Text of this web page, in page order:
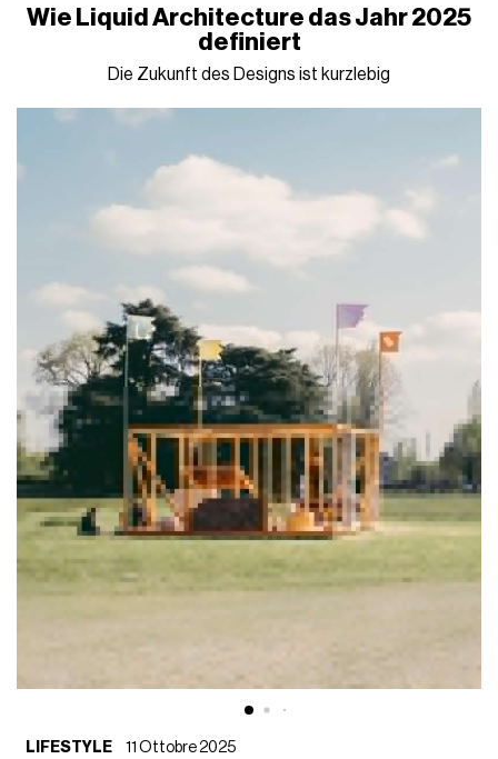
Wie Liquid Architecture das Jahr 2025
definiert
Die Zukunft des Designs ist kurzlebig
LIFESTYLE
11 Ottobre 2025